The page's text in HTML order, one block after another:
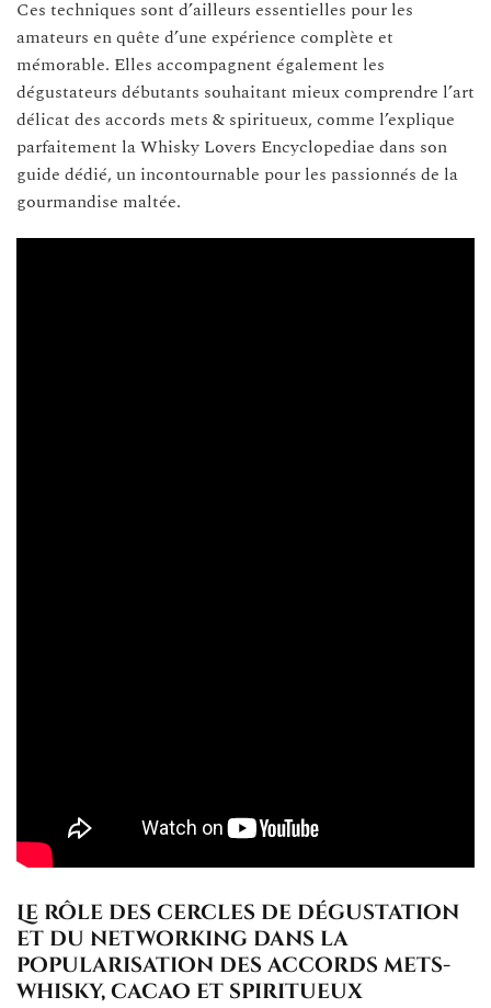
Ces techniques sont d’ailleurs essentielles pour les
amateurs en quête d’une expérience complète et
mémorable. Elles accompagnent également les
dégustateurs débutants souhaitant mieux comprendre l’art
délicat des accords mets & spiritueux, comme l’explique
parfaitement la Whisky Lovers Encyclopediae dans son
guide dédié, un incontournable pour les passionnés de la
gourmandise maltée.
Le rôle des cercles de dégustation
et du networking dans la
popularisation des accords mets-
whisky, cacao et spiritueux